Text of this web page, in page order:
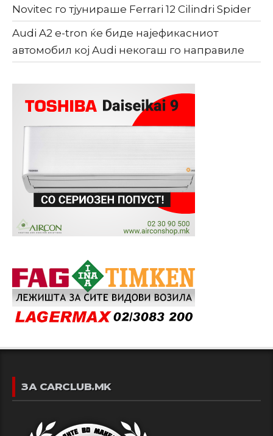
Novitec го тјунираше Ferrari 12 Cilindri Spider
Audi A2 e-tron ќе биде најефикасниот
автомобил кој Audi некогаш го направиле
ЗА CARCLUB.MK